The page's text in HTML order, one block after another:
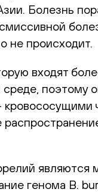
Болезнь
не происходит.
входят
поэтому
являются
генома B.